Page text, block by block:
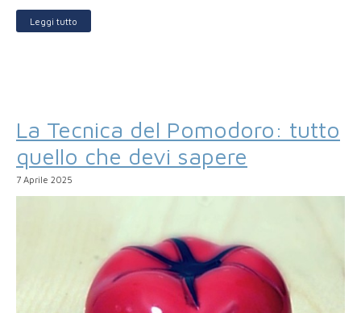
Leggi tutto
La Tecnica del Pomodoro: tutto
quello che devi sapere
7 Aprile 2025